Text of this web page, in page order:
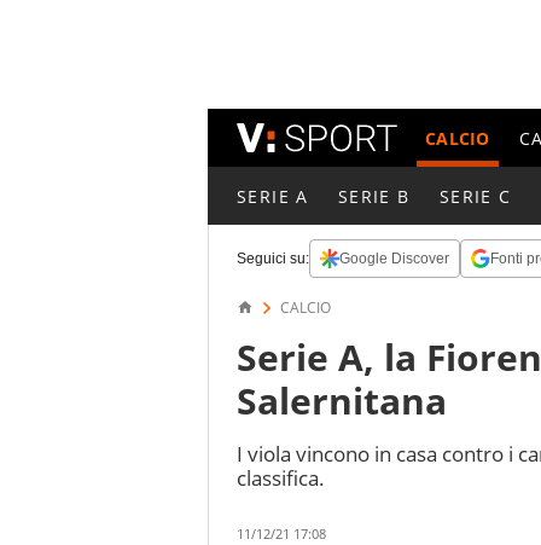
CALCIO
SERIE A SERIE B SERIE C
Seguici su: Google Discover Fonti
CALCIO
Serie A, la
Salernitana
I viola vincono in casa contro i
classifica.
11/12/21 17:08